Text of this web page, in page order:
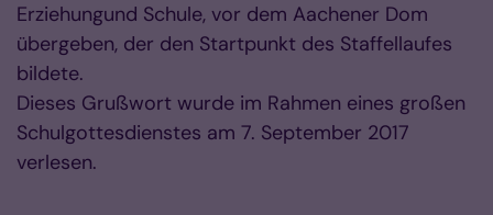
Erziehungund Schule, vor dem Aachener Dom
übergeben, der den Startpunkt des Staffellaufes
bildete.
Dieses Grußwort wurde im Rahmen eines großen
Schulgottesdienstes am 7. September 2017
verlesen.